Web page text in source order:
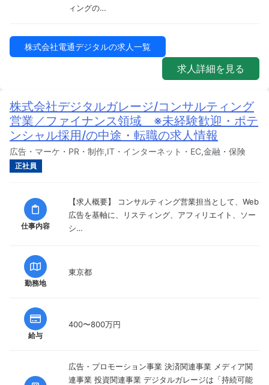
ィングの…
株式会社電通デジタルの求人一覧
求人詳細を見る
株式会社デジタルガレージ/コンサルティング
営業／ファイナンス領域 ※未経験歓迎・ポテ
ンシャル採用/の中途・転職の求人情報
広告・マーケ・PR・制作,IT・インターネット・EC,金融・保険
正社員
仕事内容
【求人概要】 コンサルティング営業担当として、Web
広告を基軸に、リスティング、アフィリエイト、ソー
シ…
勤務地
東京都
給与
400〜800万円
広告・プロモーション事業 決済関連事業 メディア関
連事業 投資関連事業 デジタルガレージは「持続可能